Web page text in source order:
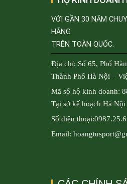
VỚI GẦN 30 NĂM
HÃNG
TRÊN TOÀN QUỐC.
Địa chỉ: Số 65, Phố
Thành Phố Hà Nội –
Mã số hộ kinh doanh:
Tại sở kế hoạch Hà Nội
Số điện
Email: